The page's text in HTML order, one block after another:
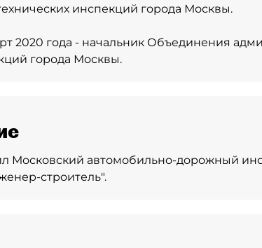
инспекций города Москвы.
2020 года - начальник Объединения
города Москвы.
Московский автомобильно-дорожный
строитель".